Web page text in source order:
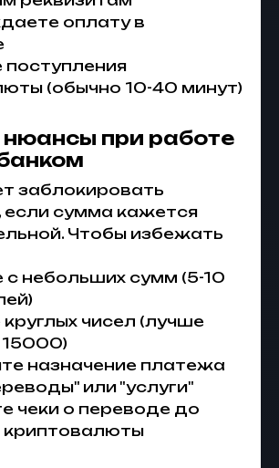
оплату в
(обычно 10-40 минут)
при работе
заблокировать
если сумма кажется
Чтобы избежать
с небольших сумм (5-10
чисел (лучше
15000)
назначение платежа
или "услуги"
чеки о переводе до
криптовалюты